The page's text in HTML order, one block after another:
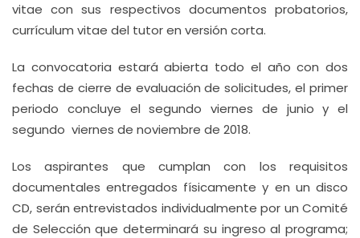
vitae con sus respectivos documentos probatorios,
currículum vitae del tutor en versión corta.
La convocatoria estará abierta todo el año con dos
fechas de cierre de evaluación de solicitudes, el primer
periodo concluye el segundo viernes de junio y el
segundo viernes de noviembre de 2018.
Los aspirantes que cumplan con los requisitos
documentales entregados físicamente y en un disco
CD, serán entrevistados individualmente por un Comité
de Selección que determinará su ingreso al programa;